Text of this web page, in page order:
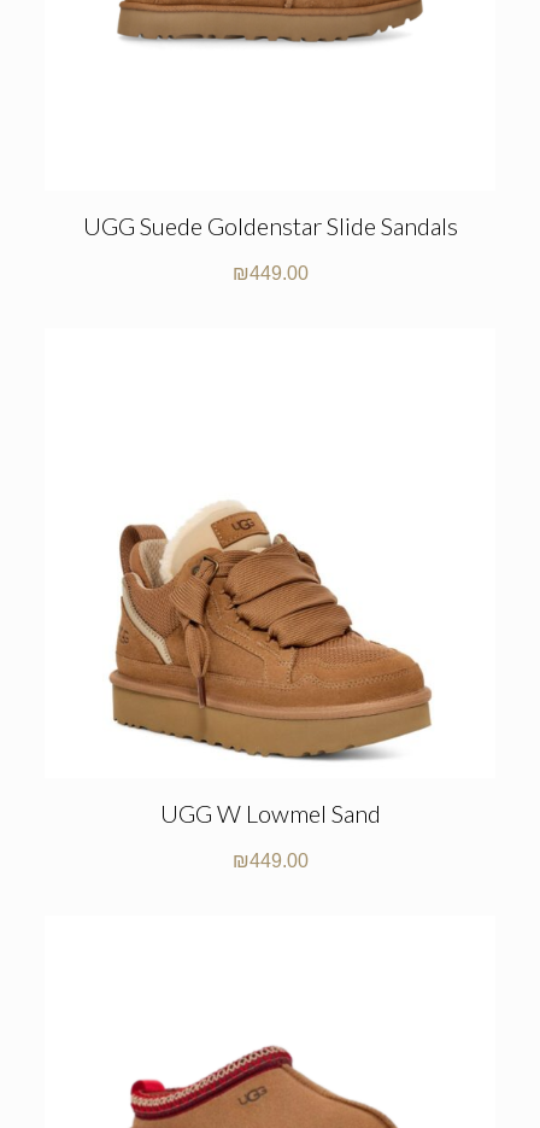
UGG Suede Goldenstar Slide Sandals
₪449.00
UGG W Lowmel Sand
₪449.00